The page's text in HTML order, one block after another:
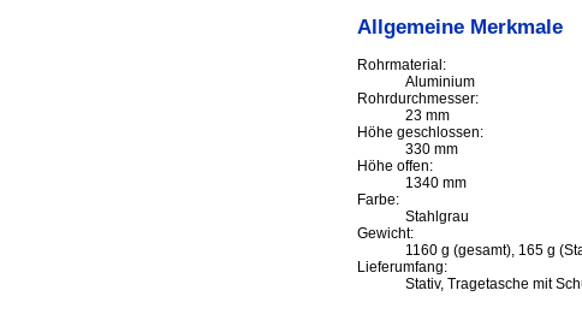
Allgemeine Merkmale
Rohrmaterial:
Aluminium
Rohrdurchmesser:
23 mm
Höhe geschlossen:
330 mm
Höhe offen:
1340 mm
Farbe:
Stahlgrau
Gewicht:
1160 g (gesamt), 165 g
Lieferumfang:
Stativ, Tragetasche mit